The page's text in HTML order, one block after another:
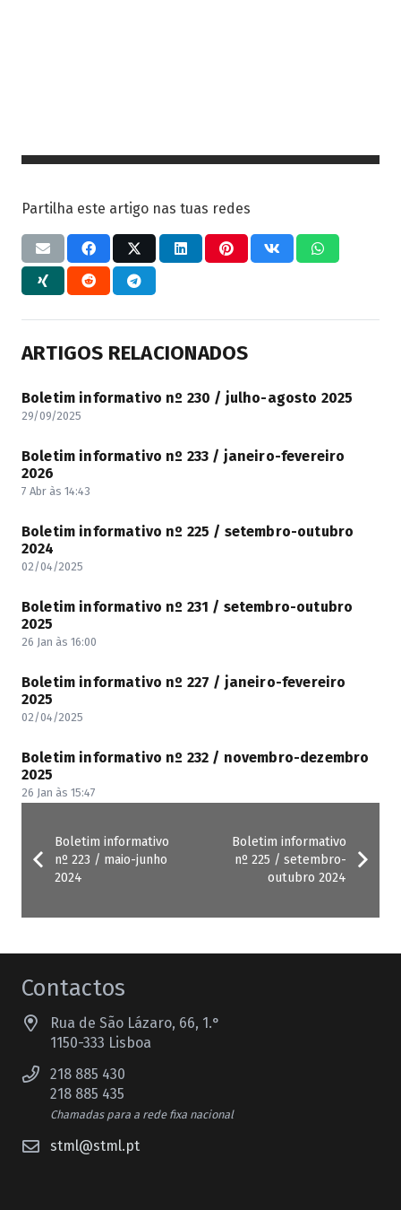
Partilha este artigo nas tuas redes
ARTIGOS RELACIONADOS
Boletim informativo nº 230 / julho-agosto 2025
29/09/2025
Boletim informativo nº 233 / janeiro-fevereiro
2026
7 Abr às 14:43
Boletim informativo nº 225 / setembro-outubro
2024
02/04/2025
Boletim informativo nº 231 / setembro-outubro
2025
26 Jan às 16:00
Boletim informativo nº 227 / janeiro-fevereiro
2025
02/04/2025
Boletim informativo nº 232 / novembro-dezembro
2025
26 Jan às 15:47
Boletim informativo
nº 223 / maio-junho
2024
Boletim informativo
nº 225 / setembro-
outubro 2024
Contactos
Rua de São Lázaro, 66, 1.°
1150-333 Lisboa
218 885 430
218 885 435
Chamadas para a rede fixa nacional
stml@stml.pt